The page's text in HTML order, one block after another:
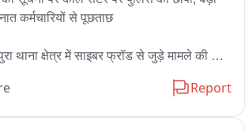
कर्मचारियों से पूछताछ
थाना क्षेत्र में साइबर फ्रॉड से जुड़े मामले की
करीब 9 बजे हुई इस कार्रवाई के दौरान बड़ी संख्या
Report